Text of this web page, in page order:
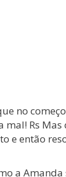
no
mal! Rs
e então
a